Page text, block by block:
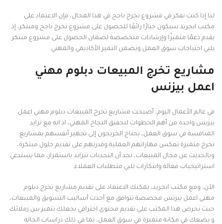
لذا إذا كنت تفكر في مشروع تخرج ناجح في هذا المجال، فإن الاعتماد على
مكتب ابجريد سيكون خيارًا رائعًا للحصول على مشروع تخرج ناجح ومبتكر، إذ
يقدم دعمًا متميزًا وإرشادات متخصصة لضمان الحصول على مشروع مبتكر
يلبي احتياجات سوق العمل ويضمن التميز الأكاديمي والمهني.
مشاريع تخرج المبيعات دبلوم مهني
اعمل بيزنس
في عالم الأعمال اليوم، أصبحت مشاريع تخرج المبيعات دبلوم مهني اعمل
بيزنس واحدة من أهم الخطوات لتحقيق النجاح المهني، اذ انه مع تزايد
المنافسة في سوق العمل، يحتاج الخريجون إلى تجهيز أنفسهم بمشاريع
تخرج متميزة تعكس مهاراتهم العملية وقدرتهم على تقديم حلول مبتكرة،
وبالحديث عن مجال المبيعات، نجد أن التحديات تتزايد باستمرار، مما يستدعي
استراتيجيات فعالة وابتكارات تلبي متطلبات العملاء.
الآن، ومع مكتب ابجريد، يمكنك الاعتماد على تقديم مشاريع تخرج دبلوم
مهني اعمل بيزنس مخصصة تتوافق مع أحدث أساليب التسويق والمبيعات،
حيث يحرص هذا المكتب على تقديم محتوى احترافي يجعلك تتميز بين زملائك
و يضعك في مكانة متميزة في سوق العمل، بما في ذلك دراسات الحالة